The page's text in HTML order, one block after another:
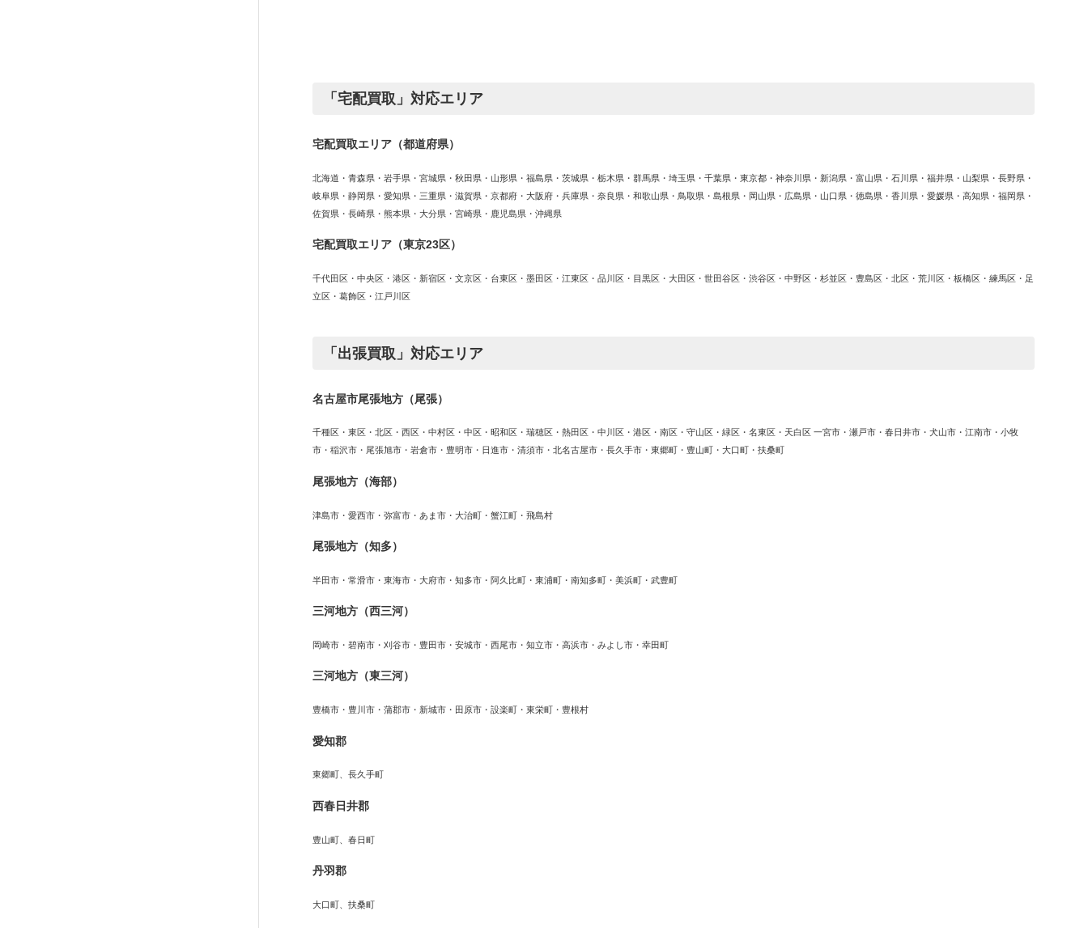
「宅配買取」対応エリア
宅配買取エリア（都道府県）
北海道・青森県・岩手県・宮城県・秋田県・山形県・福島県・茨城県・栃木県・群馬県・埼玉県・千葉県・東京都・神奈川県・新潟県・富山県・石川県・福井県・山梨県・長野県・
岐阜県・静岡県・愛知県・三重県・滋賀県・京都府・大阪府・兵庫県・奈良県・和歌山県・鳥取県・島根県・岡山県・広島県・山口県・徳島県・香川県・愛媛県・高知県・福岡県・
佐賀県・長崎県・熊本県・大分県・宮崎県・鹿児島県・沖縄県
宅配買取エリア（東京23区）
千代田区・中央区・港区・新宿区・文京区・台東区・墨田区・江東区・品川区・目黒区・大田区・世田谷区・渋谷区・中野区・杉並区・豊島区・北区・荒川区・板橋区・練馬区・足
立区・葛飾区・江戸川区
「出張買取」対応エリア
名古屋市尾張地方（尾張）
千種区・東区・北区・西区・中村区・中区・昭和区・瑞穂区・熱田区・中川区・港区・南区・守山区・緑区・名東区・天白区 一宮市・瀬戸市・春日井市・犬山市・江南市・小牧
市・稲沢市・尾張旭市・岩倉市・豊明市・日進市・清須市・北名古屋市・長久手市・東郷町・豊山町・大口町・扶桑町
尾張地方（海部）
津島市・愛西市・弥富市・あま市・大治町・蟹江町・飛島村
尾張地方（知多）
半田市・常滑市・東海市・大府市・知多市・阿久比町・東浦町・南知多町・美浜町・武豊町
三河地方（西三河）
岡崎市・碧南市・刈谷市・豊田市・安城市・西尾市・知立市・高浜市・みよし市・幸田町
三河地方（東三河）
豊橋市・豊川市・蒲郡市・新城市・田原市・設楽町・東栄町・豊根村
愛知郡
東郷町、長久手町
西春日井郡
豊山町、春日町
丹羽郡
大口町、扶桑町